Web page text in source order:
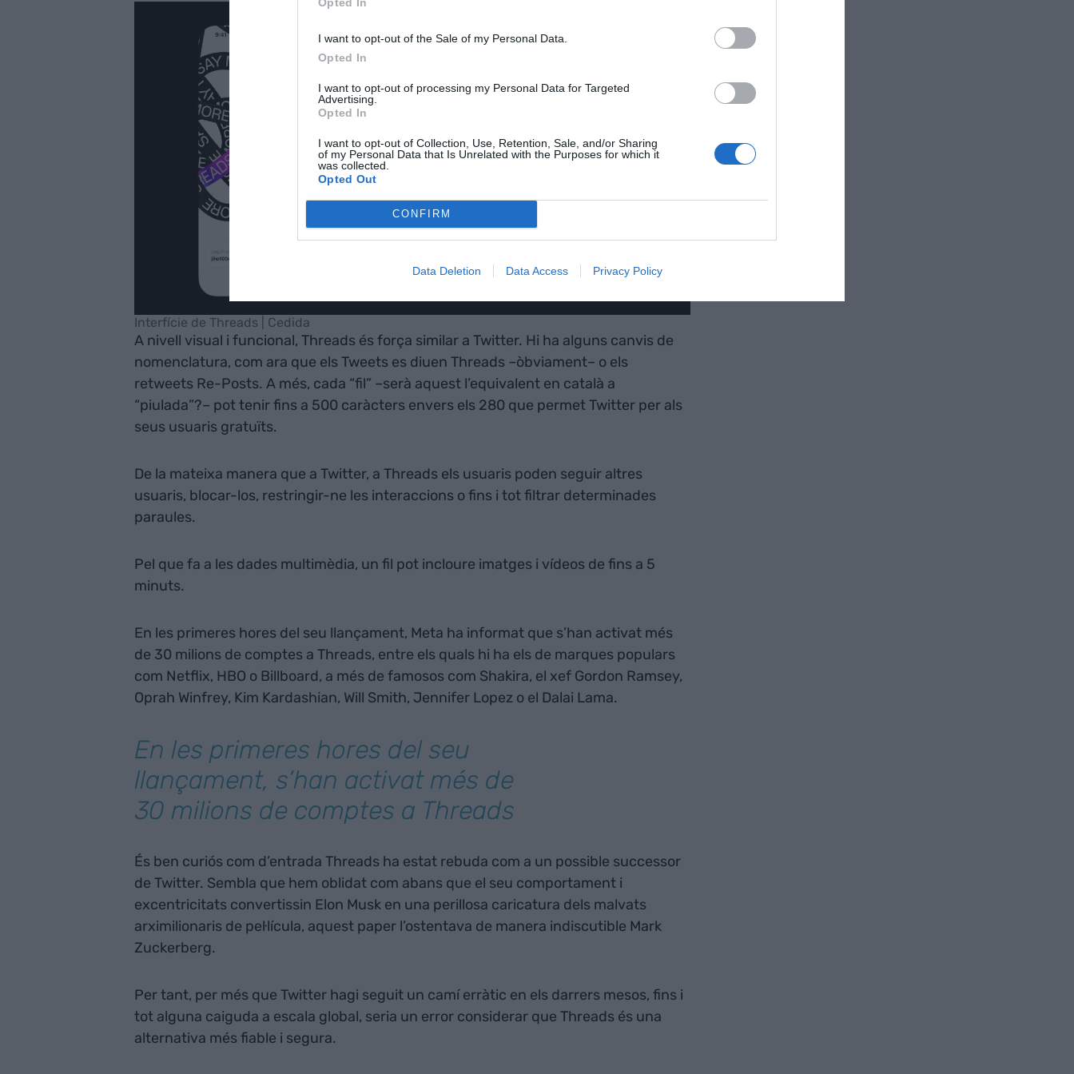
I want to opt-out of the Sale of my Personal Data.
Opted In
I want to opt-out of processing my Personal Data for Targeted
Advertising.
Opted In
I want to opt-out of Collection, Use, Retention, Sale, and/or Sharing
of my Personal Data that Is Unrelated with the Purposes for which it
was collected.
Opted Out
CONFIRM
Data Deletion Data Access Privacy Policy
Interfície de Threads | Cedida
A nivell visual i funcional, Threads és força similar a Twitter. Hi ha alguns canvis de
nomenclatura, com ara que els Tweets es diuen Threads –òbviament– o els
retweets Re-Posts. A més, cada “fil” –serà aquest l’equivalent en català a
“piulada”?– pot tenir fins a 500 caràcters envers els 280 que permet Twitter per als
seus usuaris gratuïts.
De la mateixa manera que a Twitter, a Threads els usuaris poden seguir altres
usuaris, blocar-los, restringir-ne les interaccions o fins i tot filtrar determinades
paraules.
Pel que fa a les dades multimèdia, un fil pot incloure imatges i vídeos de fins a 5
minuts.
En les primeres hores del seu llançament, Meta ha informat que s’han activat més
de 30 milions de comptes a Threads, entre els quals hi ha els de marques populars
com Netflix, HBO o Billboard, a més de famosos com Shakira, el xef Gordon Ramsey,
Oprah Winfrey, Kim Kardashian, Will Smith, Jennifer Lopez o el Dalai Lama.
En les primeres hores del seu
llançament, s’han activat més de
30 milions de comptes a Threads
És ben curiós com d’entrada Threads ha estat rebuda com a un possible successor
de Twitter. Sembla que hem oblidat com abans que el seu comportament i
excentricitats convertissin Elon Musk en una perillosa caricatura dels malvats
arximilionaris de pel·lícula, aquest paper l’ostentava de manera indiscutible Mark
Zuckerberg.
Per tant, per més que Twitter hagi seguit un camí erràtic en els darrers mesos, fins i
tot alguna caiguda a escala global, seria un error considerar que Threads és una
alternativa més fiable i segura.